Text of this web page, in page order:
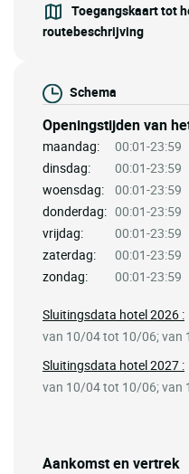
Toegangskaart tot
routebeschrijving
Schema
Openingstijden van
maandag:
00:01-23:59
dinsdag:
00:01-23:59
woensdag:
00:01-23:59
donderdag: 00:01-23:59
vrijdag:
00:01-23:59
zaterdag:
00:01-23:59
zondag:
00:01-23:59
Aankomst en vertrek
Sluitingsdata hotel 2026 :
van 10/04 tot 10/06; van
Sluitingsdata hotel 2027 :
van 10/04 tot 10/06; van